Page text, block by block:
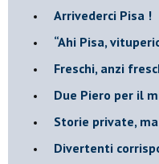
Arrivederci Pisa !
​“Ahi Pisa,
Freschi, anzi
​Due Piero per il
​Storie private,
Divertenti